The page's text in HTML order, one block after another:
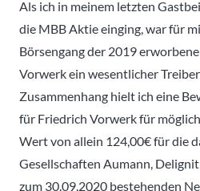
Als ich in meinem letzten
die MBB Aktie einging, war für
Börsengang der 2019
Vorwerk ein wesentlicher
Zusammenhang hielt ich eine
für Friedrich Vorwerk für
Wert von allein 124,00€ für die
Gesellschaften Aumann,
zum 30.09.2020 bestehenden